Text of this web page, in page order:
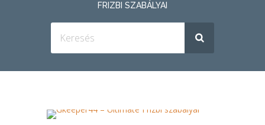
FRIZBI SZABÁLYAI